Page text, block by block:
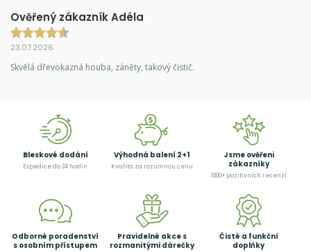
Ověřený zákazník Adéla
23.07.2026
Skvělá dřevokazná houba, záněty, takový čistič.
Bleskové dodání
Expedice do 24 hodin
Výhodná balení 2+1
Kvalita za rozumnou cenu
Jsme ověřeni
zákazníky
1000+ pozitivních recenzí
Odborné poradenství
s osobním přístupem
Pravidelné akce s
rozmanitými dárečky
Čisté a funkční
doplňky